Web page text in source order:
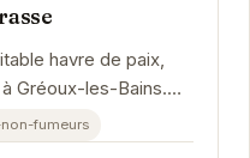
havre de paix,
Gréoux-les-Bains.
pour vos...
fumeurs